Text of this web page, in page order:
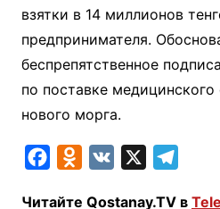
взятки в 14 миллионов
предпринимателя.
беспрепятственное
по поставке
нового морга.
Читайте Qostanay.TV в